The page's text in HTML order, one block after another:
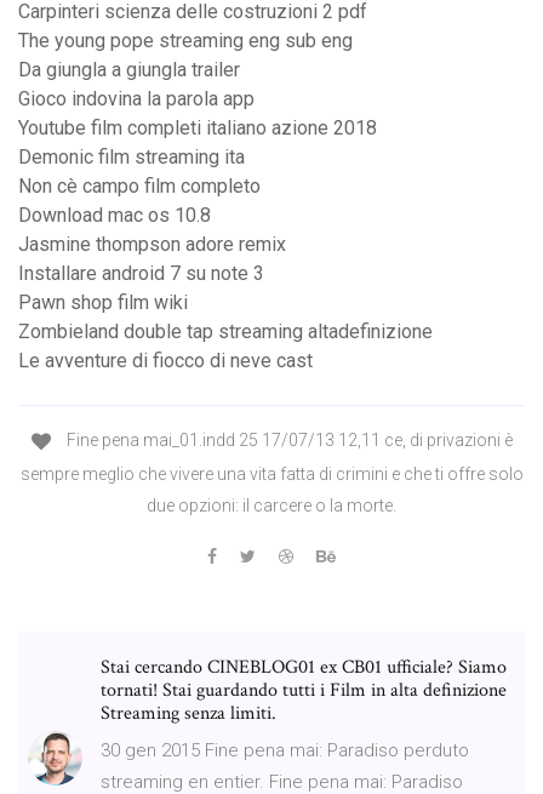
Carpinteri scienza delle costruzioni 2 pdf
The young pope streaming eng sub eng
Da giungla a giungla trailer
Gioco indovina la parola app
Youtube film completi italiano azione 2018
Demonic film streaming ita
Non cè campo film completo
Download mac os 10.8
Jasmine thompson adore remix
Installare android 7 su note 3
Pawn shop film wiki
Zombieland double tap streaming altadefinizione
Le avventure di fiocco di neve cast
Fine pena mai_01.indd 25 17/07/13 12,11 ce, di privazioni è
sempre meglio che vivere una vita fatta di crimini e che ti offre solo
due opzioni: il carcere o la morte.
Stai cercando CINEBLOG01 ex CB01 ufficiale? Siamo
tornati! Stai guardando tutti i Film in alta definizione
Streaming senza limiti.
30 gen 2015 Fine pena mai: Paradiso perduto
streaming en entier. Fine pena mai: Paradiso